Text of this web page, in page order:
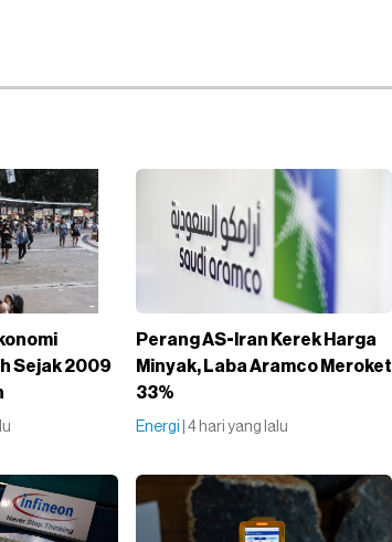
Sejak 2009
Perang AS-Iran Kerek Harga
Minyak, Laba Aramco Meroket
33%
Energi | 4 hari yang lalu